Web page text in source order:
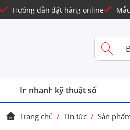
Hướng dẫn đặt hàng online
In nhanh kỹ thuật số
Trang chủ / Tin tức / Sản